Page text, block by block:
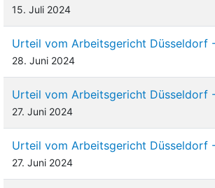
15. Juli 2024
Urteil vom Arbeitsgericht Düsseldorf
28. Juni 2024
Urteil vom Arbeitsgericht Düsseldorf
27. Juni 2024
Urteil vom Arbeitsgericht Düsseldorf
27. Juni 2024